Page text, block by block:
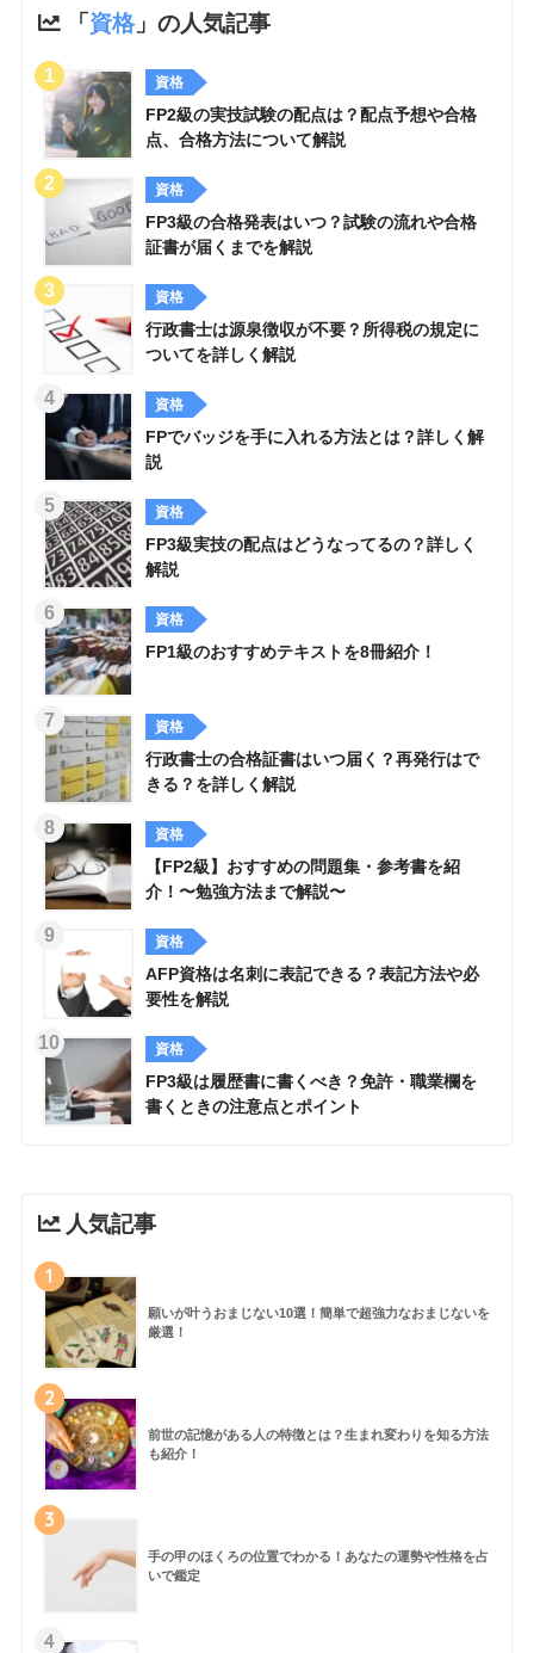
「資格」の人気記事
資格
FP2級の実技試験の配点は？配点予想や合格
点、合格方法について解説
資格
FP3級の合格発表はいつ？試験の流れや合格
証書が届くまでを解説
資格
行政書士は源泉徴収が不要？所得税の規定に
ついてを詳しく解説
資格
FPでバッジを手に入れる方法とは？詳しく解
説
資格
FP3級実技の配点はどうなってるの？詳しく
解説
資格
FP1級のおすすめテキストを8冊紹介！
資格
行政書士の合格証書はいつ届く？再発行はで
きる？を詳しく解説
資格
【FP2級】おすすめの問題集・参考書を紹
介！〜勉強方法まで解説〜
資格
AFP資格は名刺に表記できる？表記方法や必
要性を解説
資格
FP3級は履歴書に書くべき？免許・職業欄を
書くときの注意点とポイント
人気記事
1
願いが叶うおまじない10選！簡単で超強力なおまじないを
厳選！
2
前世の記憶がある人の特徴とは？生まれ変わりを知る方法
も紹介！
3
手の甲のほくろの位置でわかる！あなたの運勢や性格を占
いで鑑定
4